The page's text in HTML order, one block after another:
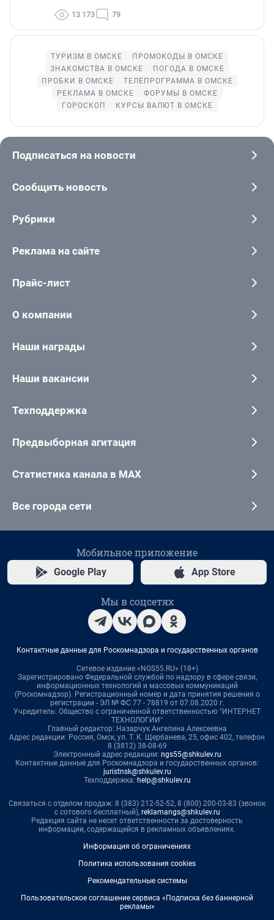
13 173 79
ТУРИЗМ В ОМСКЕ
ПРОМОКОДЫ В ОМСКЕ
ЗНАКОМСТВА В ОМСКЕ
ПОГОДА В ОМСКЕ
ПРОБКИ В ОМСКЕ
ТЕЛЕПРОГРАММА В ОМСКЕ
РЕКЛАМА В ОМСКЕ
ФОРУМЫ В ОМСКЕ
ГОРОСКОП
КУРСЫ ВАЛЮТ В ОМСКЕ
Подписаться на новости
Сообщить новость
Рубрики
Реклама на сайте
Прайс-лист
О компании
Наши награды
Наши вакансии
Техподдержка
Предвыборная агитация
Статистика канала в MAX
Все города сети
Мобильное приложение
Google Play App Store
Мы в соцсетях
Контактные данные для Роскомнадзора и государственных органов
Сетевое издание «NGS55.RU» (18+)
Зарегистрировано Федеральной службой по надзору в сфере связи,
информационных технологий и массовых коммуникаций
(Роскомнадзор). Регистрационный номер и дата принятия решения о
регистрации - ЭЛ № ФС 77 - 78819 от 07.08.2020 г.
Учредитель: Общество с ограниченной ответственностью "ИНТЕРНЕТ
ТЕХНОЛОГИИ"
Главный редактор: Назарчук Ангелина Алексеевна
Адрес редакции: Россия, Омск, ул. Т. К. Щербанева, 25, офис 402, телефон
8 (3812) 38-08-69
Электронный адрес редакции: ngs55@shkulev.ru
Контактные данные для Роскомнадзора и государственных органов:
juristnsk@shkulev.ru
Техподдержка: help@shkulev.ru
Связаться с отделом продаж: 8 (383) 212-52-52, 8 (800) 200-03-83 (звонок
с сотового бесплатный), reklamangs@shkulev.ru
Редакция сайта не несет ответственности за достоверность
информации, содержащейся в рекламных объявлениях.
Информация об ограничениях
Политика использования cookies
Рекомендательные системы
Пользовательское соглашение сервиса «Подписка без баннерной
рекламы»